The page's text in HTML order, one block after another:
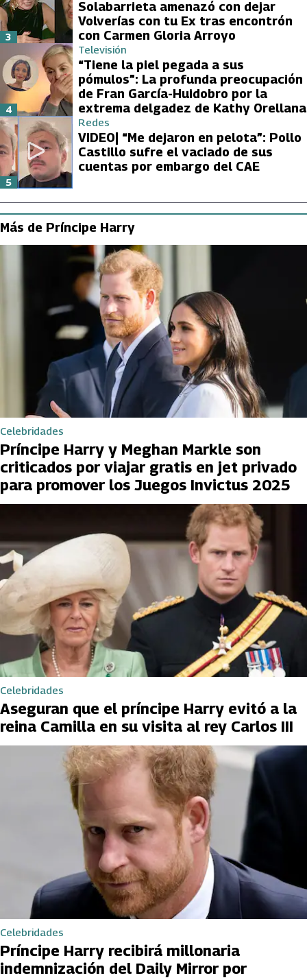
Solabarrieta amenazó con dejar
Volverías con tu Ex tras encontrón
con Carmen Gloria Arroyo
3
Televisión
“Tiene la piel pegada a sus
pómulos”: La profunda preocupación
de Fran García-Huidobro por la
extrema delgadez de Kathy Orellana
4
Redes
VIDEO| “Me dejaron en pelota”: Pollo
Castillo sufre el vaciado de sus
cuentas por embargo del CAE
5
Más de Príncipe Harry
Celebridades
Príncipe Harry y Meghan Markle son
criticados por viajar gratis en jet privado
para promover los Juegos Invictus 2025
Celebridades
Aseguran que el príncipe Harry evitó a la
reina Camilla en su visita al rey Carlos III
Celebridades
Príncipe Harry recibirá millonaria
indemnización del Daily Mirror por